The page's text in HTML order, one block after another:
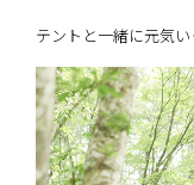
テントと一緒に元気